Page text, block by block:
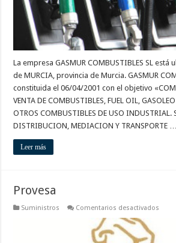
La empresa GASMUR COMBUSTIBLES SL
de MURCIA, provincia de Murcia. GASMUR
constituida el 06/04/2001 con el objetivo
VENTA DE COMBUSTIBLES, FUEL OIL,
OTROS COMBUSTIBLES DE USO INDUSTRIAL.
DISTRIBUCION, MEDIACION Y TRANSPORTE …
Leer más
Provesa
Suministros Comentarios desactivados